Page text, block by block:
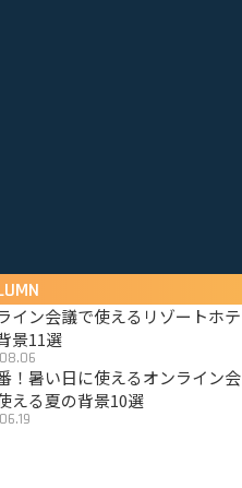
イン会議で使えるリゾートホテ
景11選
！暑い日に使えるオンライン会
える夏の背景10選